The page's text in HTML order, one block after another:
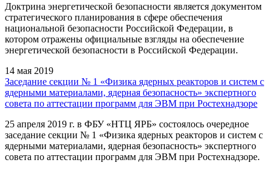
Доктрина энергетической безопасности является документом
стратегического планирования в сфере обеспечения
национальной безопасности Российской Федерации, в
котором отражены официальные взгляды на обеспечение
энергетической безопасности в Российской Федерации.
14 мая 2019
Заседание секции № 1 «Физика ядерных реакторов и систем с
ядерными материалами, ядерная безопасность» экспертного
совета по аттестации программ для ЭВМ при Ростехнадзоре
25 апреля 2019 г. в ФБУ «НТЦ ЯРБ» состоялось очередное
заседание секции № 1 «Физика ядерных реакторов и систем с
ядерными материалами, ядерная безопасность» экспертного
совета по аттестации программ для ЭВМ при Ростехнадзоре.